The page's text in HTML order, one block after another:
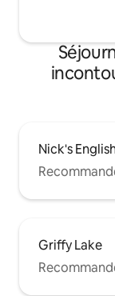
Nick's
Griffy Lake